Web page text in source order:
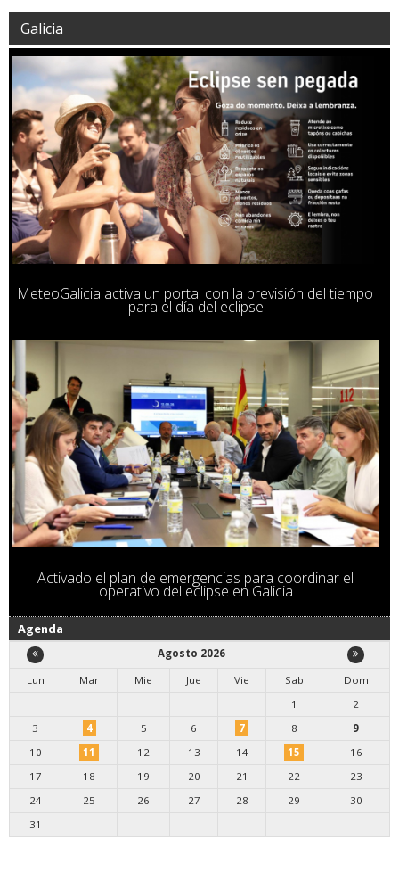
Galicia
MeteoGalicia activa un portal con la previsión del tiempo
para el día del eclipse
Activado el plan de emergencias para coordinar el
operativo del eclipse en Galicia
Agenda
Agosto 2026
Lun
Mar Mie Jue Vie Sab
Dom
1
2
3
4 5 6 7 8
9
10
11 12 13 14 15
16
17
18 19 20 21 22
23
24
25 26 27 28 29
30
31